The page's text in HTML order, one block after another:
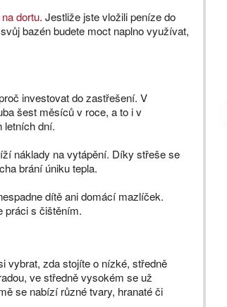
dortu. Jestliže jste vložili peníze do
bazén budete moct naplno využívat,
investovat do zastřešení. V
šest měsíců v roce, a to i v
letních dní.
náklady na vytápění. Díky střeše se
brání úniku tepla.
dítě ani domácí mazlíček.
práci s čištěním.
vybrat, zda stojíte o nízké, středně
ve středně vysokém se už
se nabízí různé tvary, hranaté či